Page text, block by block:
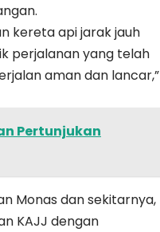
kereta api jarak jauh
perjalanan yang telah
aman dan lancar,”
Pertunjukan
Monas dan sekitarnya,
KAJJ dengan